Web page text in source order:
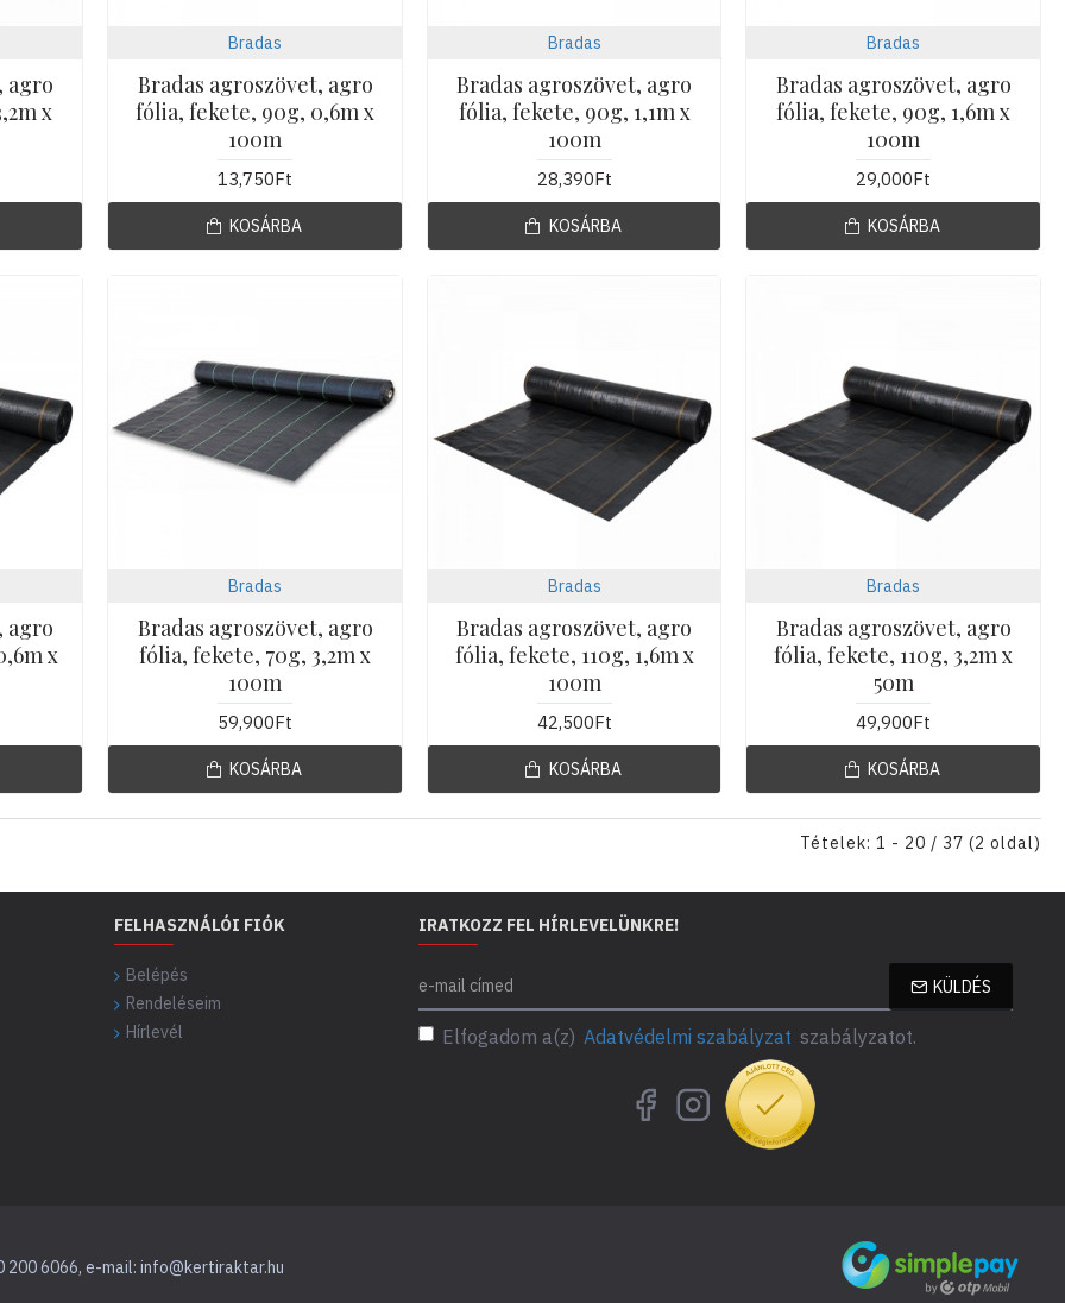
agro
x
Bradas
Bradas agroszövet, agro
fólia, fekete, 90g, 0,6m x
100m
13,750Ft
KOSÁRBA
Bradas
Bradas agroszövet, agro
fólia, fekete, 90g, 1,1m x
100m
28,390Ft
KOSÁRBA
Bradas
Bradas agroszövet, agro
fólia, fekete, 90g, 1,6m x
100m
29,000Ft
KOSÁRBA
agro
x
Bradas
Bradas agroszövet, agro
fólia, fekete, 70g, 3,2m x
100m
59,900Ft
KOSÁRBA
Bradas
Bradas agroszövet, agro
fólia, fekete, 110g, 1,6m x
100m
42,500Ft
KOSÁRBA
Bradas
Bradas agroszövet, agro
fólia, fekete, 110g, 3,2m x
50m
49,900Ft
KOSÁRBA
Tételek: 1 - 20 / 37 (2 oldal)
FELHASZNÁLÓI FIÓK
Belépés
Rendeléseim
Hírlevél
IRATKOZZ FEL HÍRLEVELÜNKRE!
KÜLDÉS
Elfogadom a(z) Adatvédelmi szabályzat szabályzatot.
6066, e-mail: info@kertiraktar.hu